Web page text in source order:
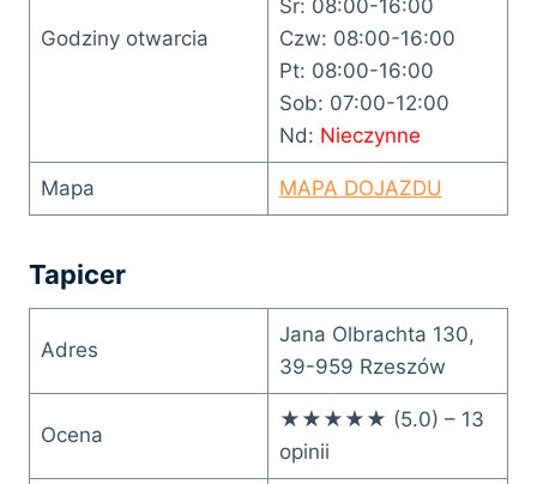
Godziny otwarcia
Śr: 08:00-16:00
Czw: 08:00-16:00
Pt: 08:00-16:00
Sob: 07:00-12:00
Nd: Nieczynne
Mapa MAPA DOJAZDU
Tapicer
Adres
Jana Olbrachta 130,
39-959 Rzeszów
Ocena
★★★★★ (5.0) – 13
opinii